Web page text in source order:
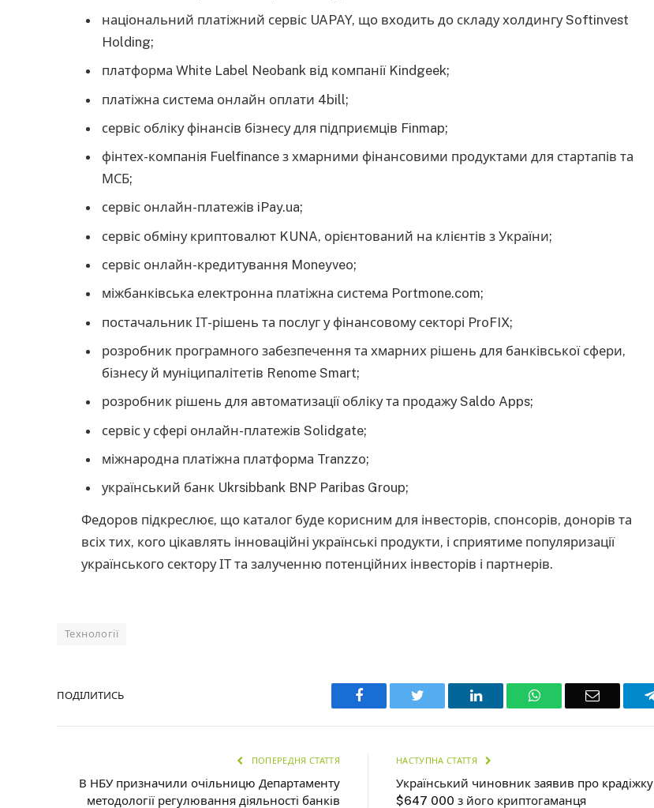
національний платіжний сервіс UAPAY, що входить до складу холдингу Softinvest
Holding;
платформа White Label Neobank від компанії Kindgeek;
платіжна система онлайн оплати 4bill;
сервіс обліку фінансів бізнесу для підприємців Finmap;
фінтех-компанія Fuelfinance з хмарними фінансовими продуктами для стартапів та
МСБ;
сервіс онлайн-платежів iPay.ua;
сервіс обміну криптовалют KUNA, орієнтований на клієнтів з України;
сервіс онлайн-кредитування Moneyveo;
міжбанківська електронна платіжна система Portmone.com;
постачальник ІТ-рішень та послуг у фінансовому секторі ProFIX;
розробник програмного забезпечення та хмарних рішень для банківської сфери,
бізнесу й муніципалітетів Renome Smart;
розробник рішень для автоматизації обліку та продажу Saldo Apps;
сервіс у сфері онлайн-платежів Solidgate;
міжнародна платіжна платформа Tranzzo;
український банк Ukrsibbank BNP Paribas Group;
Федоров підкреслює, що каталог буде корисним для інвесторів, спонсорів, донорів та
всіх тих, кого цікавлять інноваційні українські продукти, і сприятиме популяризації
українського сектору ІТ та залученню потенційних інвесторів і партнерів.
Технології
ПОДІЛИТИСЬ Facebook Twitter LinkedIn WhatsAppEmail
ПОПЕРЕДНЯ СТАТТЯ
В НБУ призначили очільницю Департаменту
методології регулювання діяльності банків
НАСТУПНА СТАТТЯ
Український чиновник заявив про крадіжку
$647 000 з його криптогаманця